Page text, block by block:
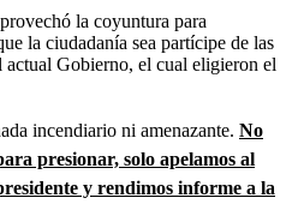
la coyuntura para
la ciudadanía sea partícipe de las
actual Gobierno, el cual eligieron el
incendiario ni amenazante. No
presionar, solo apelamos al
y rendimos informe a la